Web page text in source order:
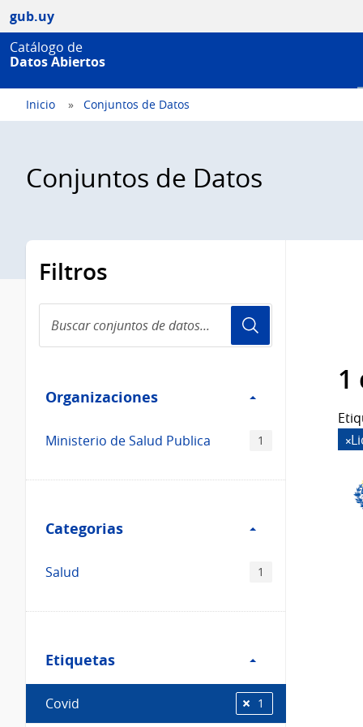
gub.uy
Catálogo de
Datos Abiertos
Inicio Conjuntos de Datos
Conjuntos de Datos
Filtros
conjuntos
de
Organizaciones
Organizaciones
Ministerio de Salud Publica 1
Categorias
Categorias
Salud 1
Etiquetas
Etiquetas
Covid 1
1